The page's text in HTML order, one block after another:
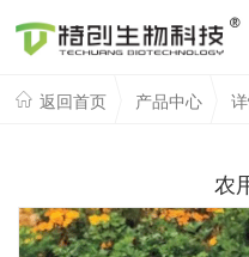
返回首页 产品中心
农